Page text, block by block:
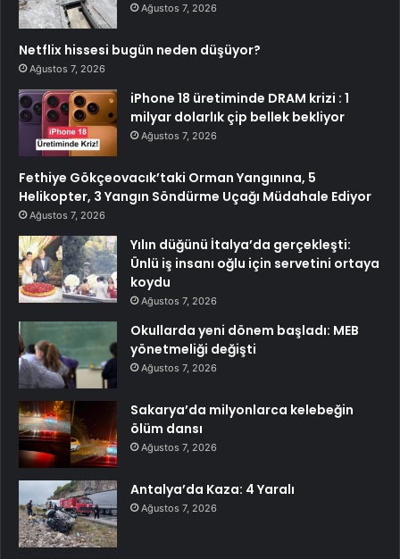
Ağustos 7, 2026
Netflix hissesi bugün neden düşüyor?
Ağustos 7, 2026
iPhone 18 üretiminde DRAM krizi : 1
milyar dolarlık çip bellek bekliyor
Ağustos 7, 2026
Fethiye Gökçeovacık’taki Orman Yangınına, 5
Helikopter, 3 Yangın Söndürme Uçağı Müdahale Ediyor
Ağustos 7, 2026
Yılın düğünü İtalya’da gerçekleşti:
Ünlü iş insanı oğlu için servetini ortaya
koydu
Ağustos 7, 2026
Okullarda yeni dönem başladı: MEB
yönetmeliği değişti
Ağustos 7, 2026
Sakarya’da milyonlarca kelebeğin
ölüm dansı
Ağustos 7, 2026
Antalya’da Kaza: 4 Yaralı
Ağustos 7, 2026